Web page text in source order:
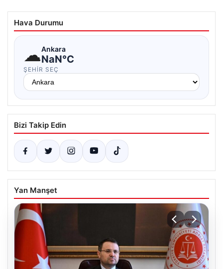
Hava Durumu
☁Ankara
NaN°C
ŞEHIR SEÇ
Bizi Takip Edin
Yan Manşet